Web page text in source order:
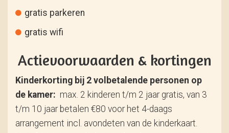
gratis parkeren
gratis wifi
Actievoorwaarden & kortingen
Kinderkorting bij 2 volbetalende personen op
de kamer: max. 2 kinderen t/m 2 jaar gratis, van 3
t/m 10 jaar betalen €80 voor het 4-daags
arrangement incl. avondeten van de kinderkaart.